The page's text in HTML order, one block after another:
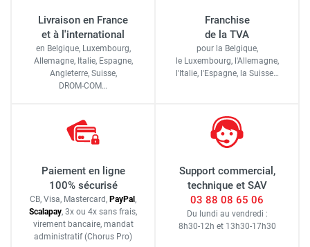
Livraison en France
et à l'international
en Belgique, Luxembourg,
Allemagne, Italie, Espagne,
Angleterre, Suisse,
DROM-COM…
Franchise
de la TVA
pour la Belgique,
le Luxembourg, l'Allemagne,
l'Italie, l'Espagne, la Suisse…
Paiement en ligne
100% sécurisé
CB, Visa, Mastercard, PayPal ,
Scalapay, 3x ou 4x sans frais,
virement bancaire, mandat
administratif (Chorus Pro)
Support commercial,
technique et SAV
03 88 08 65 06
Du lundi au vendredi :
8h30-12h et 13h30-17h30